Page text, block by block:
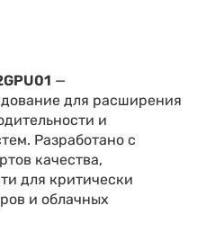
—
для расширения
и
Разработано с
качества,
для критически
и облачных